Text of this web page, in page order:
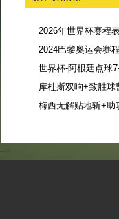
2026年世界杯赛程
2024巴黎奥运会赛程
库杜斯双响+致胜球